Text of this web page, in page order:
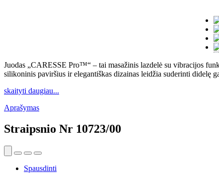
Juodas „CARESSE Pro™“ – tai masažinis lazdelė su vibracijos
silikoninis paviršius ir elegantiškas dizainas leidžia suderinti didelę
skaityti daugiau...
Aprašymas
Straipsnio Nr 10723/00
Spausdinti